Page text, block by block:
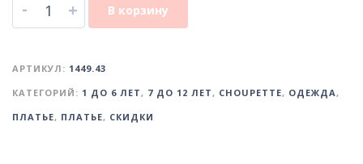
- + В корзину
АРТИКУЛ: 1449.43
КАТЕГОРИЙ: 1 ДО 6 ЛЕТ, 7 ДО 12 ЛЕТ, CHOUPETTE, ОДЕЖДА,
ПЛАТЬЕ, ПЛАТЬЕ, СКИДКИ